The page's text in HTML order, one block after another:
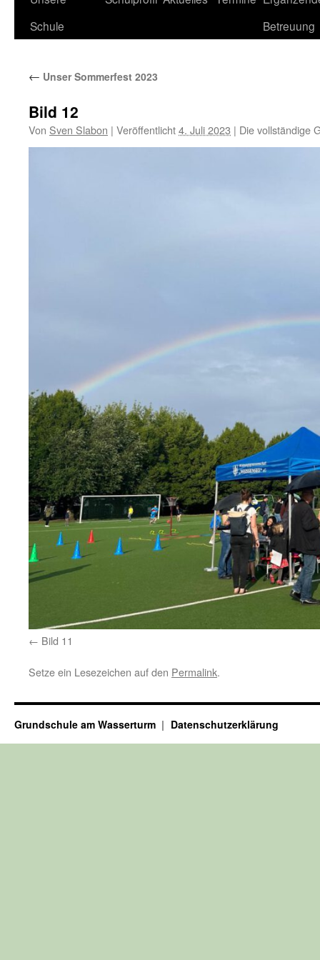
Schule
Betreuung
← Unser Sommerfest 2023
Bild 12
Von Sven Slabon | Veröffentlicht4. Juli 2023 | Die vollständige
Bild 11
Setze ein Lesezeichen auf den Permalink.
Grundschule am Wasserturm Datenschutzerklärung